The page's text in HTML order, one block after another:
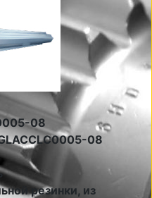
08
08
резинки, из